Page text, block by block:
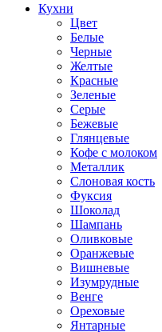
Кухни
Цвет
Белые
Черные
Желтые
Красные
Зеленые
Серые
Бежевые
Глянцевые
Кофе с молоком
Металлик
Слоновая кость
Фуксия
Шоколад
Шампань
Оливковые
Оранжевые
Вишневые
Изумрудные
Венге
Ореховые
Янтарные